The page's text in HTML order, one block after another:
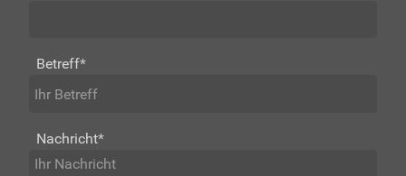
Betreff*
Nachricht*